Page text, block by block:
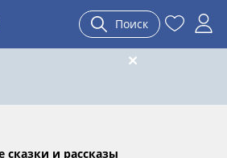
Поиск
сказки и рассказы